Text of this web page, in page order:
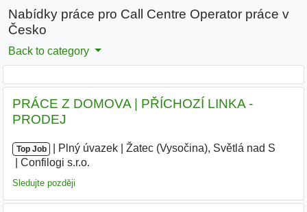
Nabídky práce pro Call Centre Operator práce v
Česko
Back to category
PRÁCE Z DOMOVA | PŘÍCHOZÍ LINKA -
PRODEJ
Top Job Plný úvazek Žatec (Vysočina), Světlá nad S
Confilogi s.r.o.
Sledujte později